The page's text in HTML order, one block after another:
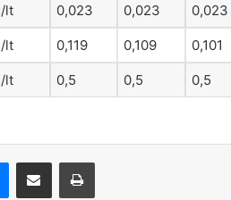
lt 0,023 0,023 0,023
lt 0,119 0,109 0,101
lt 0,5 0,5 0,5
Messenger
E-Mail ile paylaş Yazdır